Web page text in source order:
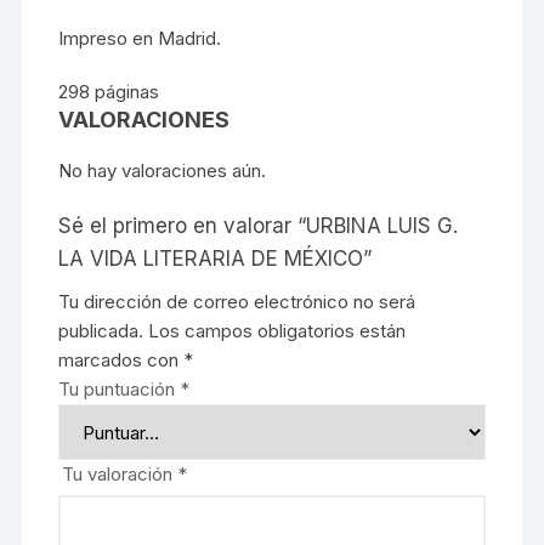
Impreso en Madrid.
298 páginas
VALORACIONES
No hay valoraciones aún.
Sé el primero en valorar “URBINA LUIS G.
LA VIDA LITERARIA DE MÉXICO”
Tu dirección de correo electrónico no será
publicada. Los campos obligatorios están
marcados con *
Tu puntuación *
Tu valoración *